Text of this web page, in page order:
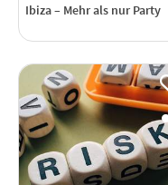
Ibiza – Mehr als nur Party